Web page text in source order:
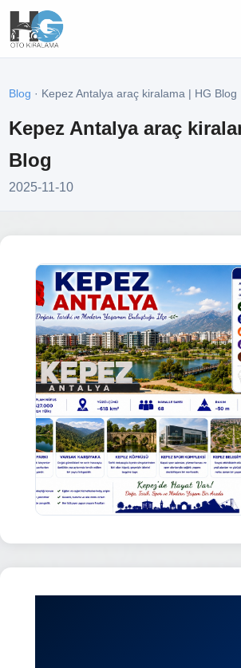
Blog · Kepez Antalya araç kiralama | HG Blog
Kepez Antalya araç
Blog
2025-11-10